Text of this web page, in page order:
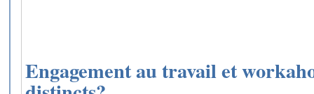
Engagement au travail et